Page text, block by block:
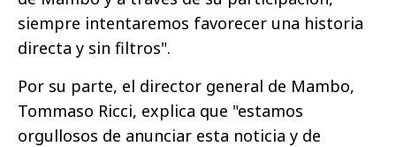
siempre intentaremos favorecer una historia
directa y sin filtros".
Por su parte, el director general de Mambo,
Tommaso Ricci, explica que "estamos
orgullosos de anunciar esta noticia y de